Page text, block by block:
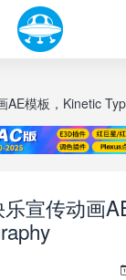
AE模板，Kinetic
宣传动画